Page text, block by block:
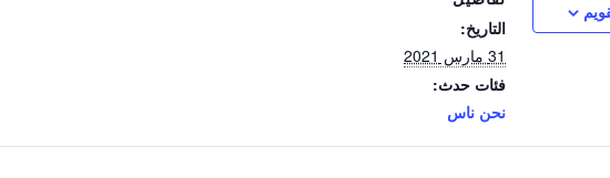
التاريخ:
31 مارس 2021
فئات حدث:
نحن ناس